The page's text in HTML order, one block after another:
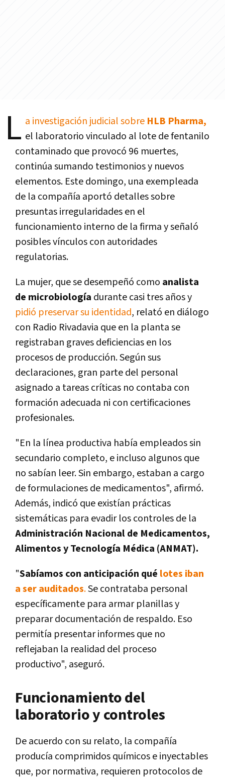
L a investigación judicial sobre HLB Pharma,
el laboratorio vinculado al lote de fentanilo
contaminado que provocó 96 muertes,
continúa sumando testimonios y nuevos
elementos. Este domingo, una exempleada
de la compañía aportó detalles sobre
presuntas irregularidades en el
funcionamiento interno de la firma y señaló
posibles vínculos con autoridades
regulatorias.
La mujer, que se desempeñó como analista
de microbiología durante casi tres años y
pidió preservar su identidad, relató en diálogo
con Radio Rivadavia que en la planta se
registraban graves deficiencias en los
procesos de producción. Según sus
declaraciones, gran parte del personal
asignado a tareas críticas no contaba con
formación adecuada ni con certificaciones
profesionales.
"En la línea productiva había empleados sin
secundario completo, e incluso algunos que
no sabían leer. Sin embargo, estaban a cargo
de formulaciones de medicamentos", afirmó.
Además, indicó que existían prácticas
sistemáticas para evadir los controles de la
Administración Nacional de Medicamentos,
Alimentos y Tecnología Médica (ANMAT).
"Sabíamos con anticipación qué lotes iban
a ser auditados.Se contrataba personal
específicamente para armar planillas y
preparar documentación de respaldo. Eso
permitía presentar informes que no
reflejaban la realidad del proceso
productivo", aseguró.
Funcionamiento del
laboratorio y controles
De acuerdo con su relato, la compañía
producía comprimidos químicos e inyectables
que, por normativa, requieren protocolos de